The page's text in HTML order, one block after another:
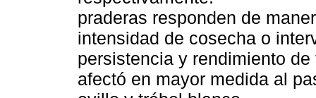
praderas responden de
intensidad de cosecha o
persistencia y rendimiento
afectó en mayor medida al